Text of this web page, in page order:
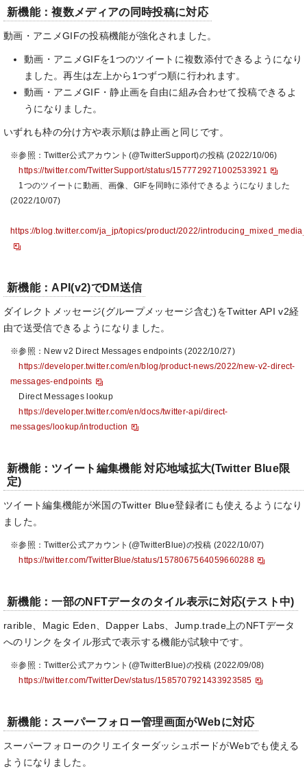
新機能：複数メディアの同時投稿に対応
動画・アニメGIFの投稿機能が強化されました。
動画・アニメGIFを1つのツイートに複数添付できるようになり
ました。再生は左上から1つずつ順に行われます。
動画・アニメGIF・静止画を自由に組み合わせて投稿できるよ
うになりました。
いずれも枠の分け方や表示順は静止画と同じです。
※参照：Twitter公式アカウント(@TwitterSupport)の投稿 (2022/10/06)
https://twitter.com/TwitterSupport/status/1577729271002533921
1つのツイートに動画、画像、GIFを同時に添付できるようになりました
(2022/10/07)
https://blog.twitter.com/ja_jp/topics/product/2022/
新機能：API(v2)でDM送信
ダイレクトメッセージ(グループメッセージ含む)をTwitter API v2経
由で送受信できるようになりました。
※参照：New v2 Direct Messages endpoints (2022/10/27)
https://developer.twitter.com/en/blog/product-news/2022/new-v2-direct-
messages-endpoints
Direct Messages lookup
https://developer.twitter.com/en/docs/twitter-api/direct-
messages/lookup/introduction
新機能：ツイート編集機能 対応地域拡大(Twitter Blue限
定)
ツイート編集機能が米国のTwitter Blue登録者にも使えるようになり
ました。
※参照：Twitter公式アカウント(@TwitterBlue)の投稿 (2022/10/07)
https://twitter.com/TwitterBlue/status/1578067564059660288
新機能：一部のNFTデータのタイル表示に対応(テスト中)
rarible、Magic Eden、Dapper Labs、Jump.trade上のNFTデータ
へのリンクをタイル形式で表示する機能が試験中です。
※参照：Twitter公式アカウント(@TwitterBlue)の投稿 (2022/09/08)
https://twitter.com/TwitterDev/status/1585707921433923585
新機能：スーパーフォロー管理画面がWebに対応
スーパーフォローのクリエイターダッシュボードがWebでも使える
ようになりました。